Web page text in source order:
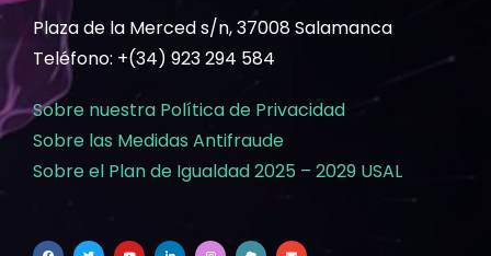
Plaza de la Merced s/n, 37008 Salamanca
Teléfono: +(34) 923 294 584
Sobre nuestra Política de Privacidad
Sobre las Medidas Antifraude
Sobre el Plan de Igualdad 2025 – 2029 USAL